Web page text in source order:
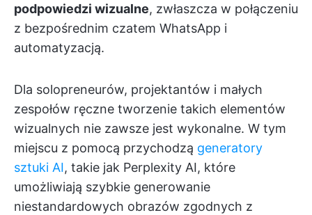
podpowiedzi wizualne, zwłaszcza w połączeniu
z bezpośrednim czatem WhatsApp i
automatyzacją.
Dla solopreneurów, projektantów i małych
zespołów ręczne tworzenie takich elementów
wizualnych nie zawsze jest wykonalne. W tym
miejscu z pomocą przychodzą generatory
sztuki AI, takie jak Perplexity AI, które
umożliwiają szybkie generowanie
niestandardowych obrazów zgodnych z